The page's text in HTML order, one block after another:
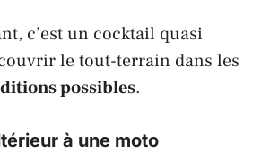
c’est un cocktail quasi
le tout-terrain dans les
possibles.
à une moto